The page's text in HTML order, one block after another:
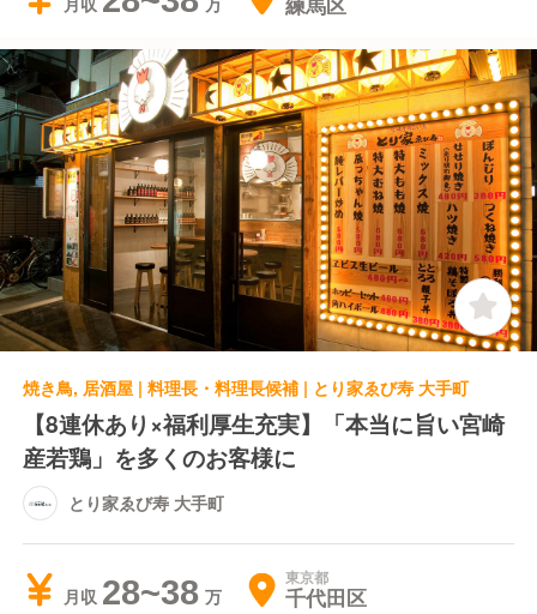
焼き鳥, 居酒屋 | 料理長・料理長候補 | とり家ゑび寿 大手町
【8連休あり×福利厚生充実】「本当に旨い宮崎
産若鶏」を多くのお客様に
とり家ゑび寿 大手町
月収 28~38 東京都
千代田区